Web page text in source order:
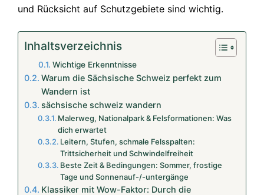
und Rücksicht auf Schutzgebiete sind wichtig.
Inhaltsverzeichnis
Wichtige Erkenntnisse
Warum die Sächsische Schweiz perfekt zum
Wandern ist
sächsische schweiz wandern
Malerweg, Nationalpark & Felsformationen: Was
dich erwartet
Leitern, Stufen, schmale Felsspalten:
Trittsicherheit und Schwindelfreiheit
Beste Zeit & Bedingungen: Sommer, frostige
Tage und Sonnenauf-/-untergänge
Klassiker mit Wow-Faktor: Durch die